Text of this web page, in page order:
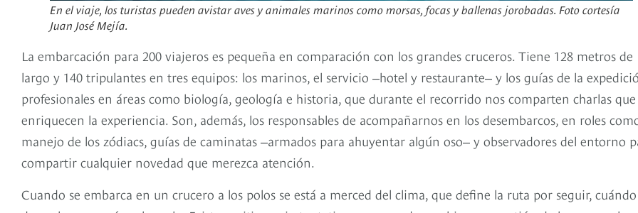
En el viaje, los turistas pueden avistar aves y animales marinos como morsas, focas y ballenas jorobadas. Foto cortesía
Juan José Mejía.
La embarcación para 200 viajeros es pequeña en comparación con los grandes cruceros. Tiene 128 metros de
largo y 140 tripulantes en tres equipos: los marinos, el servicio ‒hotel y restaurante‒ y los guías de la
profesionales en áreas como biología, geología e historia, que durante el recorrido nos comparten charlas que
enriquecen la experiencia. Son, además, los responsables de acompañarnos en los desembarcos, en roles
manejo de los zódiacs, guías de caminatas ‒armados para ahuyentar algún oso‒ y observadores del entorno
compartir cualquier novedad que merezca atención.
Cuando se embarca en un crucero a los polos se está a merced del clima, que define la ruta por seguir, cuándo